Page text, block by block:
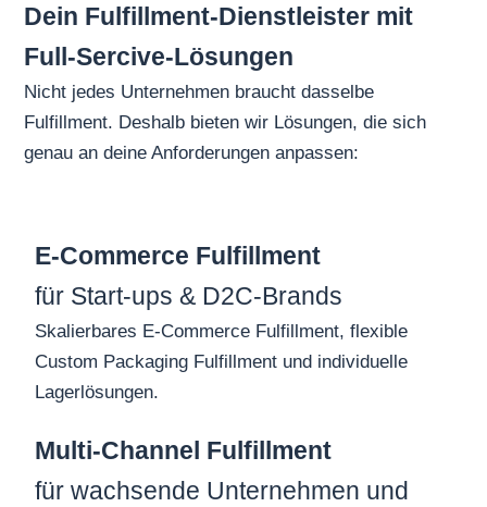
Dein Fulfillment-Dienstleister mit
Full-Sercive-Lösungen
Nicht jedes Unternehmen braucht dasselbe
Fulfillment. Deshalb bieten wir Lösungen, die sich
genau an deine Anforderungen anpassen:
E-Commerce Fulfillment
für Start-ups & D2C-Brands
Skalierbares E-Commerce Fulfillment, flexible
Custom Packaging Fulfillment und individuelle
Lagerlösungen.
Multi-Channel Fulfillment
für wachsende Unternehmen und